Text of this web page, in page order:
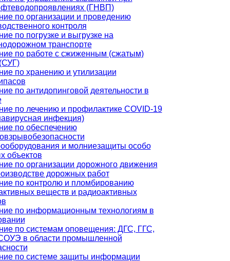
(ГНВП)
по организации и проведению
контроля
по погрузке и выгрузке на
транспорте
по работе с сжиженным (сжатым)
по хранению и утилизации
по антидопинговой деятельности в
по лечению и профилактике COVID-19
инфекция)
по обеспечению
и молниезащиты особо
объектов
по организации дорожного движения
дорожных работ
по контролю и пломбированию
веществ и радиоактивных
по информационным технологиям в
по системам оповещения: ДГС, ГГС,
в области промышленной
по системе защиты информации